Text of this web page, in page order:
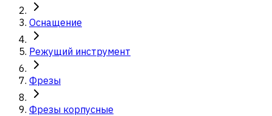
Оснащение
Режущий инструмент
Фрезы
Фрезы корпусные